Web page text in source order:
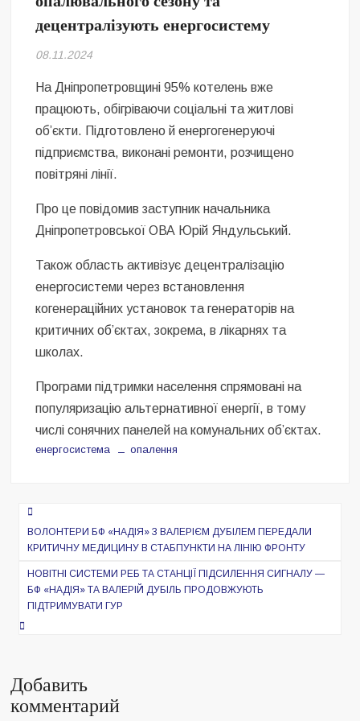
Безугла закликає валити Сирського
Світові бренди одягу та взуття: розвиток ринку та вплив на
сучасну моду
Командувач ВМС Неїжпапа закликав не дестабілізувати ситуацію
навколо керівництва армії
децентралізують енергосистему
08.11.2024
На Дніпропетровщині 95% котелень вже
працюють, обігріваючи соціальні та житлові
об’єкти. Підготовлено й енергогенеруючі
підприємства, виконані ремонти, розчищено
повітряні лінії.
Про це повідомив заступник начальника
Дніпропетровської ОВА Юрій Яндульський.
Також область активізує децентралізацію
енергосистеми через встановлення
когенераційних установок та генераторів на
критичних об’єктах, зокрема, в лікарнях та
школах.
Програми підтримки населення спрямовані на
популяризацію альтернативної енергії, в тому
числі сонячних панелей на комунальних об’єктах.
енергосистема опалення
Навигация
по
записям
ВОЛОНТЕРИ БФ «НАДІЯ» З ВАЛЕРІЄМ ДУБІЛЕМ ПЕРЕДАЛИ
КРИТИЧНУ МЕДИЦИНУ В СТАБПУНКТИ НА ЛІНІЮ ФРОНТУ
НОВІТНІ СИСТЕМИ РЕБ ТА СТАНЦІЇ ПІДСИЛЕННЯ СИГНАЛУ —
БФ «НАДІЯ» ТА ВАЛЕРІЙ ДУБІЛЬ ПРОДОВЖУЮТЬ
ПІДТРИМУВАТИ ГУР
Добавить
комментарий